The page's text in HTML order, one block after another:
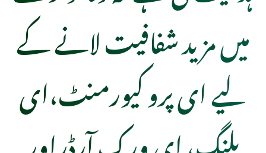
میں مزید شفافیت لانے کے
لیے ای پرو کیورمنٹ،ای